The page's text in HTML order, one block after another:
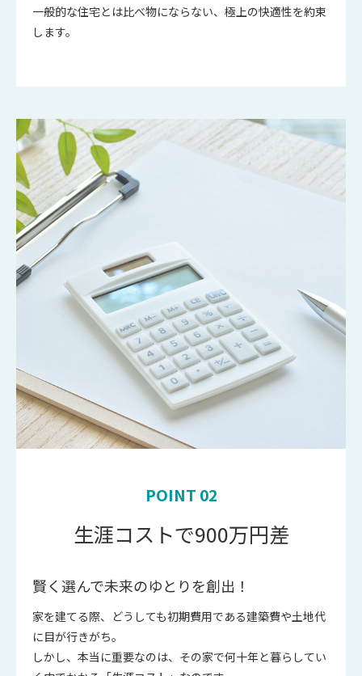
一般的な住宅とは比べ物にならない、極上の快適性を約束
します。
POINT 02
生涯コストで900万円差
賢く選んで未来のゆとりを創出！
家を建てる際、どうしても初期費用である建築費や土地代
に目が行きがち。
しかし、本当に重要なのは、その家で何十年と暮らしてい